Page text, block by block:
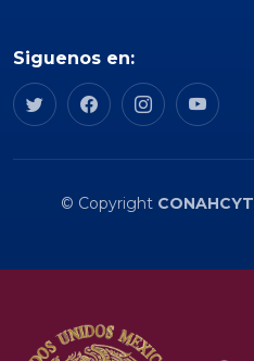
Siguenos en:
© Copyright CONAHCYT